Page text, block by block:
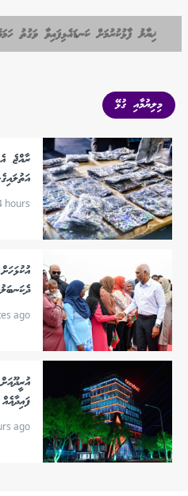
ޚިޔާލު ފާޅުކުރުމަށް ކަނޑައެޅިފައިވާ ވަގުތު
މިލިޔުމާއި ގުޅޭ
hours
ago
ފައިދާއެއް
ago